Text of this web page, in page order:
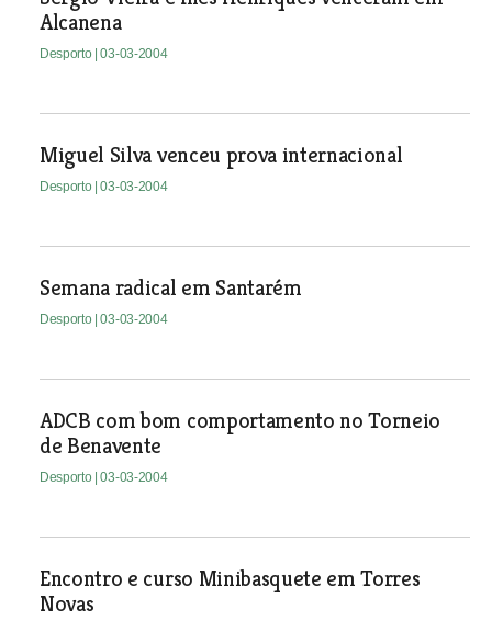
Alcanena
Desporto | 03-03-2004
Miguel Silva venceu prova internacional
Desporto | 03-03-2004
Semana radical em Santarém
Desporto | 03-03-2004
ADCB com bom comportamento no Torneio
de Benavente
Desporto | 03-03-2004
Encontro e curso Minibasquete em Torres
Novas